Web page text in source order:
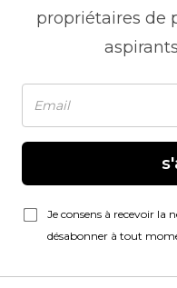
propriétaires de
Je consens à recevoir la
désabonner à tout